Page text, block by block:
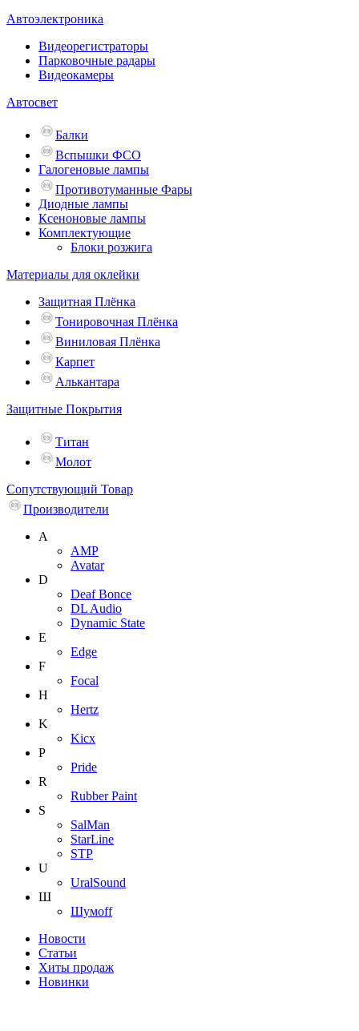
Автоэлектроника
Видеорегистраторы
Парковочные радары
Видеокамеры
Автосвет
Балки
Вспышки ФСО
Галогеновые лампы
Противотуманные Фары
Диодные лампы
Ксеноновые лампы
Комплектующие
Блоки розжига
Материалы для оклейки
Защитная Плёнка
Тонировочная Плёнка
Виниловая Плёнка
Карпет
Алькантара
Защитные Покрытия
Титан
Молот
Сопутствующий Товар
Производители
A
AMP
Avatar
D
Deaf Bonce
DL Audio
Dynamic State
E
Edge
F
Focal
H
Hertz
K
Kicx
P
Pride
R
Rubber Paint
S
SalMan
StarLine
STP
U
UralSound
Ш
Шумoff
Новости
Статьи
Хиты продаж
Новинки